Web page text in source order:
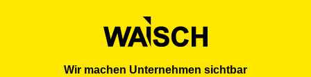
Wir machen Unternehmen sichtbar